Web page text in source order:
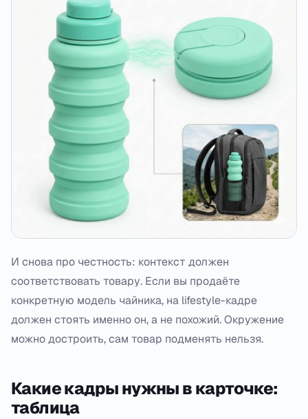
И снова про честность: контекст должен
соответствовать товару. Если вы продаёте
конкретную модель чайника, на lifestyle-кадре
должен стоять именно он, а не похожий. Окружение
можно достроить, сам товар подменять нельзя.
Какие кадры нужны в карточке:
таблица